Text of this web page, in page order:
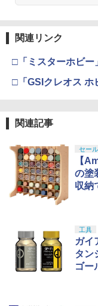
関連リンク
□「ミスターホビー
□「GSIクレオス ホ
関連記事
セール
【
の塗
収納
工具
ガイ
タン
ゴー